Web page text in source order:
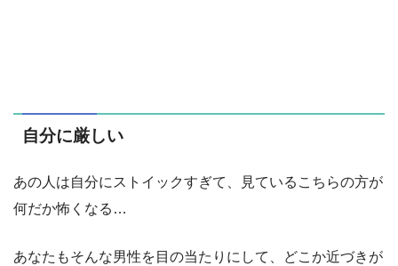
自分に厳しい
あの人は自分にストイックすぎて、見ているこちらの方が
何だか怖くなる…
あなたもそんな男性を目の当たりにして、どこか近づきが